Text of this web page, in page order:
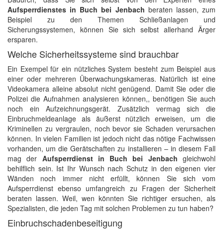
Aufsperrdienstes in Buch bei Jenbach beraten lassen, zum
Beispiel zu den Themen Schließanlagen und
Sicherungssystemen, können Sie sich selbst allerhand Ärger
ersparen.
Welche Sicherheitssysteme sind brauchbar
Ein Exempel für ein nützliches System besteht zum Beispiel aus
einer oder mehreren Überwachungskameras. Natürlich ist eine
Videokamera alleine absolut nicht genügend. Damit Sie oder die
Polizei die Aufnahmen analysieren können,, benötigen Sie auch
noch ein Aufzeichnungsgerät. Zusätzlich vermag sich die
Einbruchmeldeanlage als äußerst nützlich erweisen, um die
Kriminellen zu vergraulen, noch bevor sie Schaden verursachen
können. In vielen Familien ist jedoch nicht das nötige Fachwissen
vorhanden, um die Gerätschaften zu installieren – in diesem Fall
mag der Aufsperrdienst in Buch bei Jenbach gleichwohl
behilflich sein. Ist Ihr Wunsch nach Schutz in den eigenen vier
Wänden noch immer nicht erfüllt, können Sie sich vom
Aufsperrdienst ebenso umfangreich zu Fragen der Sicherheit
beraten lassen. Weil, wen könnten Sie richtiger ersuchen, als
Spezialisten, die jeden Tag mit solchen Problemen zu tun haben?
Einbruchschadenbeseitigung